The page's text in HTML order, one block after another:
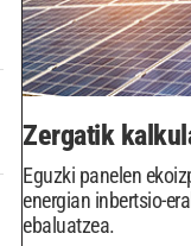
Zergatik
Eguzki panelen
energian inbertsio-
ebaluatzea.